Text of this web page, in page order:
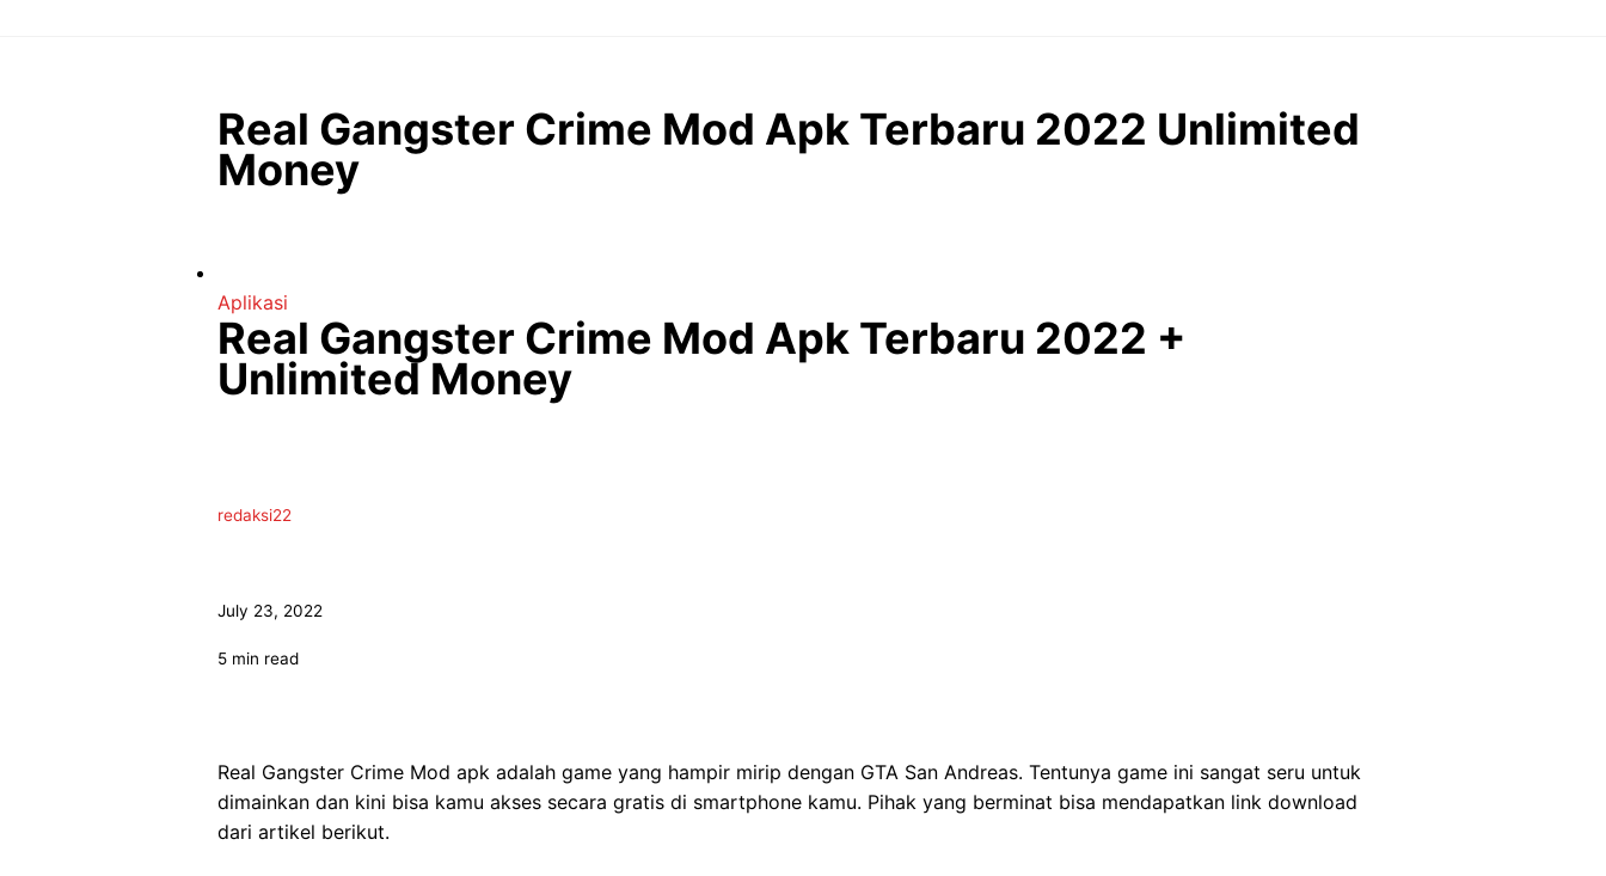
Real Gangster Crime Mod Apk Terbaru 2022 Unlimited
Money
Aplikasi
Real Gangster Crime Mod Apk Terbaru 2022 +
Unlimited Money
redaksi22
July 23, 2022
5 min read
Real Gangster Crime Mod apk adalah game yang hampir mirip dengan GTA San Andreas. Tentunya game ini sangat seru untuk
dimainkan dan kini bisa kamu akses secara gratis di smartphone kamu. Pihak yang berminat bisa mendapatkan link download
dari artikel berikut.